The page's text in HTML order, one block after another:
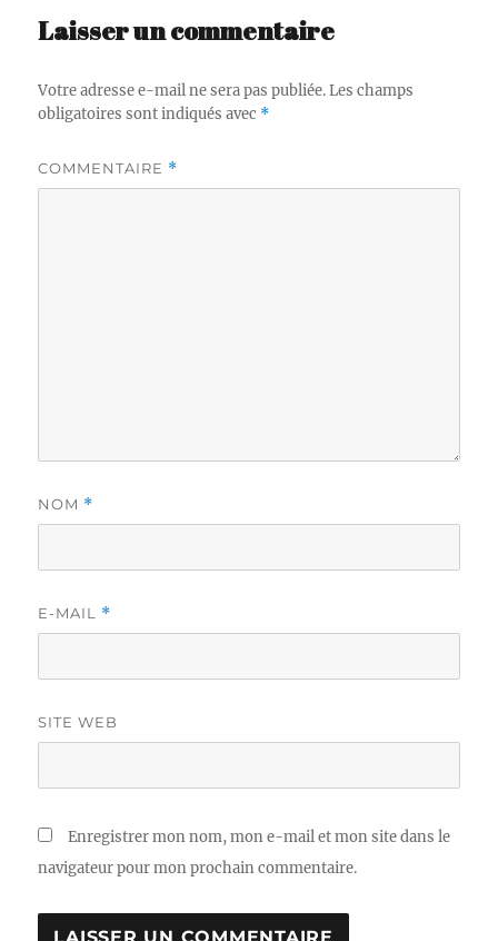
Laisser un commentaire
Votre adresse e-mail ne sera pas publiée. Les champs
obligatoires sont indiqués avec *
COMMENTAIRE *
NOM *
E-MAIL *
SITE WEB
Enregistrer mon nom, mon e-mail et mon site dans le
navigateur pour mon prochain commentaire.